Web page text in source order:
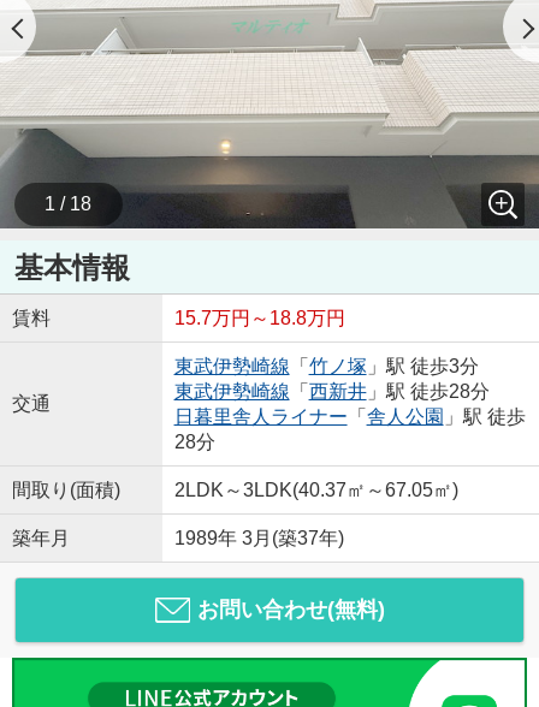
1 / 18
基本情報
賃料 15.7万円～18.8万円
交通
東武伊勢崎線 「 竹ノ塚 」駅 徒歩3分
東武伊勢崎線 「 西新井」駅 徒歩28分
日暮里舎人ライナー 「 舎人公園 」駅 徒歩
28分
間取り(面積) 2LDK～3LDK(40.37㎡～67.05㎡)
築年月 1989年 3月(築37年)
お問い合わせ(無料)